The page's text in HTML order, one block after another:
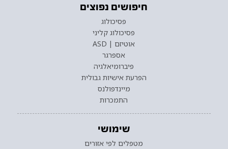
חיפושים נפוצים
פסיכולוג
פסיכולוג קליני
אוטיזם | ASD
אספרגר
פיברומיאלגיה
הפרעת אישיות גבולית
מיינדפולנס
התמכרות
שימושי
מטפלים לפי אזורים